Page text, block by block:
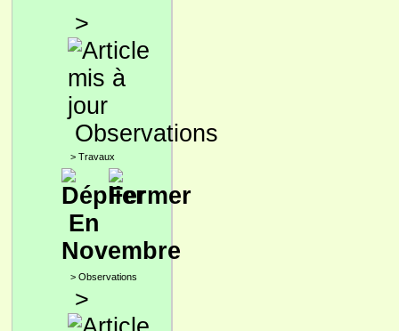
>
Observations
> Travaux
En
Novembre
> Observations
>